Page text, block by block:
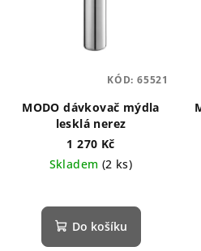
MODO dávkovač mýdla
lesklá nerez
1 270 Kč
Skladem (2 ks)
Do košíku
KÓD: 65521